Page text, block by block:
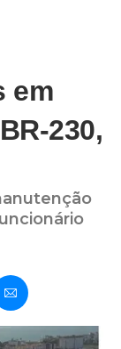
em
230,